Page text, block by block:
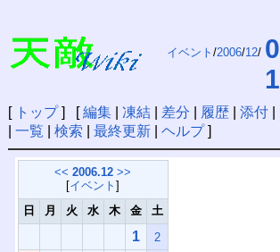
イベント /2006/12/ 0
1
[ トップ] [編集| 凍結| 差分 履歴| 添付|
一覧 検索 最終更新| ヘルプ]
<< 2006.12 >>
[イベント]
日
月 火 水 木 金 土
1
2